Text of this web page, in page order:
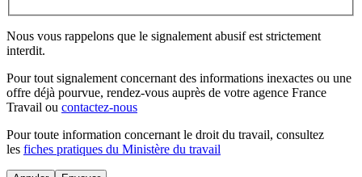
Nous vous rappelons que le signalement abusif est strictement
interdit.
Pour tout signalement concernant des informations inexactes ou une
offre déjà pourvue, rendez-vous auprès de votre agence France
Travail ou contactez-nous
Pour toute information concernant le droit du travail, consultez
les fiches pratiques du Ministère du travail